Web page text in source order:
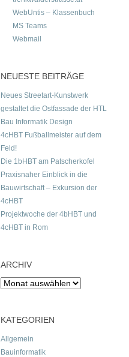
WebUntis – Klassenbuch
MS Teams
Webmail
NEUESTE BEITRÄGE
Neues Streetart-Kunstwerk
gestaltet die Ostfassade der HTL
Bau Informatik Design
4cHBT Fußballmeister auf dem
Feld!
Die 1bHBT am Patscherkofel
Praxisnaher Einblick in die
Bauwirtschaft – Exkursion der
4cHBT
Projektwoche der 4bHBT und
4cHBT in Rom
ARCHIV
Archiv
KATEGORIEN
Allgemein
Bauinformatik